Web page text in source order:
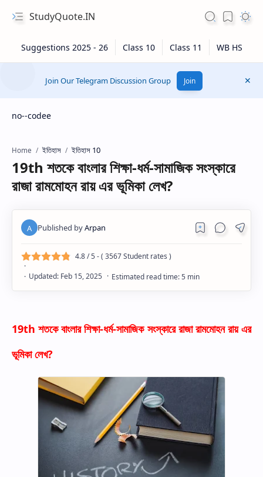
StudyQuote.IN
Join Our Telegram Discussion Group Join
no--codee
Home ইতিহাস ইতিহাস 10
19th শতকে বাংলার শিক্ষা-ধর্ম-সামাজিক সংস্কারে
রাজা রামমোহন রায় এর ভূমিকা লেখ?
4.8/ 5 - ( 3567Student rates )
19th শতকে বাংলার শিক্ষা-ধর্ম-সামাজিক সংস্কারে রাজা রামমোহন রায় এর
ভূমিকা লেখ?